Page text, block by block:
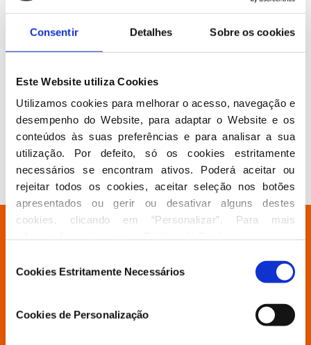
Consentir Detalhes Sobre os cookies
Este Website utiliza Cookies
Utilizamos cookies para melhorar o acesso, navegação e
desempenho do Website, para adaptar o Website e os
conteúdos às suas preferências e para analisar a sua
utilização. Por defeito, só os cookies estritamente
necessários se encontram ativos. Poderá aceitar ou
rejeitar todos os cookies, aceitar seleção nos botões
apresentados ou gerir ou desativar alguns destes
cookies, clicando em “Personalizar”. Para mais
deCookies Estritamente Necessários
Cookies de Personalização
Médico de profissão, foi deputado à Assembleia da
República na IV, VII e VIII Legislaturas, Presidente da
Câmara Municipal de Sousel e Presidente da
Foi Secretário-Geral do PSD durante a presidência
deMarcelo Rebelo de Sousa , sucedendo aAntónio
Capuchoem Conselho Nacional. NoXXII Congresso
Nacional, é sucedido porJosé Luís Arnaut.
Está à procura de algo específico?